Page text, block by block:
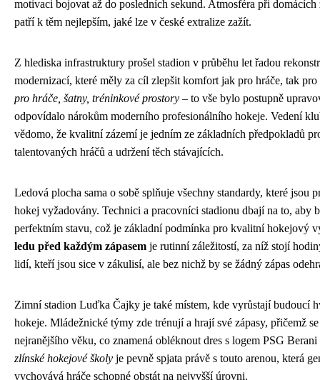
motivaci bojovat až do posledních sekund. Atmosféra při domácích
patří k těm nejlepším, jaké lze v české extralize zažít.
Z hlediska infrastruktury prošel stadion v průběhu let řadou
modernizací, které měly za cíl zlepšit komfort jak pro hráče, tak
pro hráče, šatny, tréninkové prostory – to vše bylo postupně
odpovídalo nárokům moderního profesionálního hokeje. Vedení
vědomo, že kvalitní zázemí je jedním ze základních předpokladů
talentovaných hráčů a udržení těch stávajících.
Ledová plocha sama o sobě splňuje všechny standardy, které jsou
hokej vyžadovány. Technici a pracovníci stadionu dbají na to, aby
perfektním stavu, což je základní podmínka pro kvalitní hokejový
ledu před každým zápasem je rutinní záležitostí, za níž stojí
lidí, kteří jsou sice v zákulisí, ale bez nichž by se žádný zápas
Zimní stadion Luďka Čajky je také místem, kde vyrůstají budoucí
hokeje. Mládežnické týmy zde trénují a hrají své zápasy, přičemž
nejranějšího věku, co znamená obléknout dres s logem PSG
zlínské hokejové školy je pevně spjata právě s touto arenou, která
vychovává hráče schopné obstát na nejvyšší úrovni.